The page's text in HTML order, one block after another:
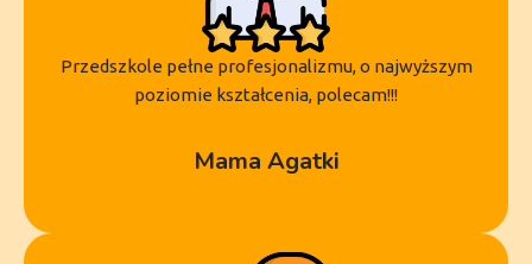
Przedszkole pełne profesjonalizmu, o najwyższym
poziomie kształcenia, polecam!!!
Mama Agatki